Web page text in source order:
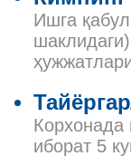
Ишга
Корхонада
иборат 5